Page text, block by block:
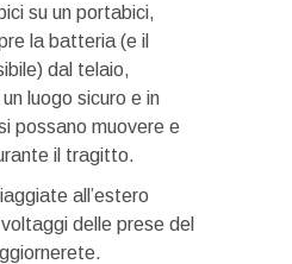
su un portabici,
la batteria (e il
dal telaio,
luogo sicuro e in
possano muovere e
il tragitto.
all’estero
delle prese del